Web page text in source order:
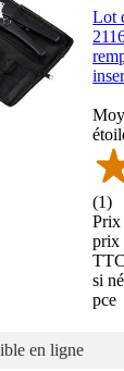
Lot
(1)
prix
si
pce
en ligne